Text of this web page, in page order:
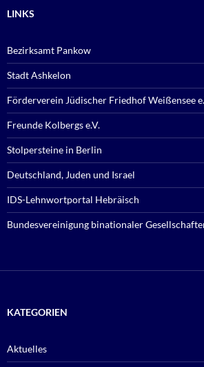
LINKS
Bezirksamt Pankow
Stadt Ashkelon
Förderverein Jüdischer Friedhof Weißensee
Freunde Kolbergs e.V.
Stolpersteine in Berlin
Deutschland, Juden und Israel
IDS-Lehnwortportal Hebräisch
Bundesvereinigung binationaler
KATEGORIEN
Aktuelles